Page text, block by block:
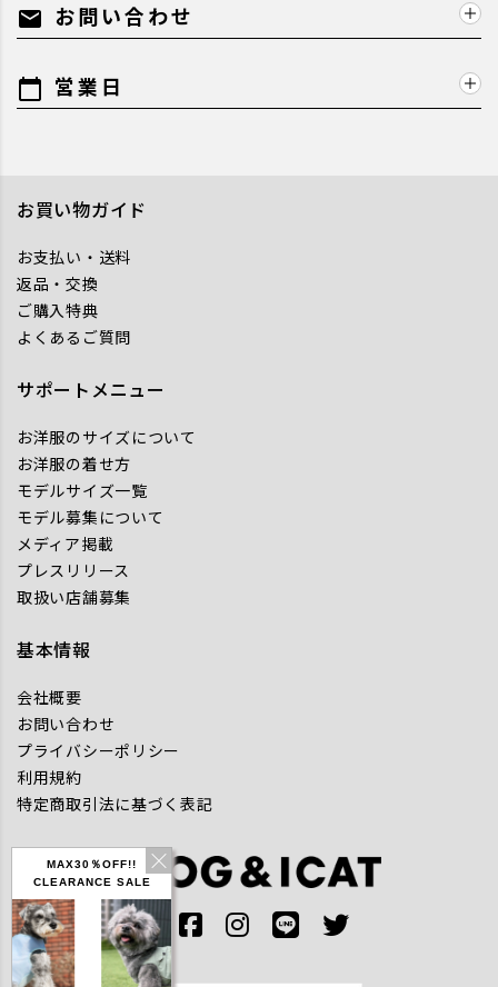
MAX30％OFF!!
CLEARANCE SALE
mail お問い合わせ
calendar_today 営業日
お買い物ガイド
お支払い・送料
返品・交換
ご購入特典
よくあるご質問
サポートメニュー
お洋服のサイズについて
お洋服の着せ方
モデルサイズ一覧
モデル募集について
メディア掲載
プレスリリース
取扱い店舗募集
基本情報
会社概要
お問い合わせ
プライバシーポリシー
利用規約
特定商取引法に基づく表記